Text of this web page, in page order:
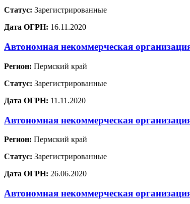
Статус: Зарегистрированные
Дата ОГРН: 16.11.2020
Автономная некоммерческая
Регион: Пермский край
Статус: Зарегистрированные
Дата ОГРН: 11.11.2020
Автономная некоммерческая
Регион: Пермский край
Статус: Зарегистрированные
Дата ОГРН: 26.06.2020
Автономная некоммерческая